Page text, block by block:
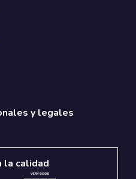
y legales
la calidad